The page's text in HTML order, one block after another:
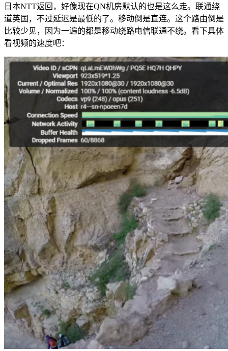
日本NTT返回，好像现在QN机房默认的也是这么走。联通绕
道英国，不过延迟是最低的了。移动倒是直连。这个路由倒是
比较少见，因为一遍的都是移动绕路电信联通不绕。看下具体
看视频的速度吧：